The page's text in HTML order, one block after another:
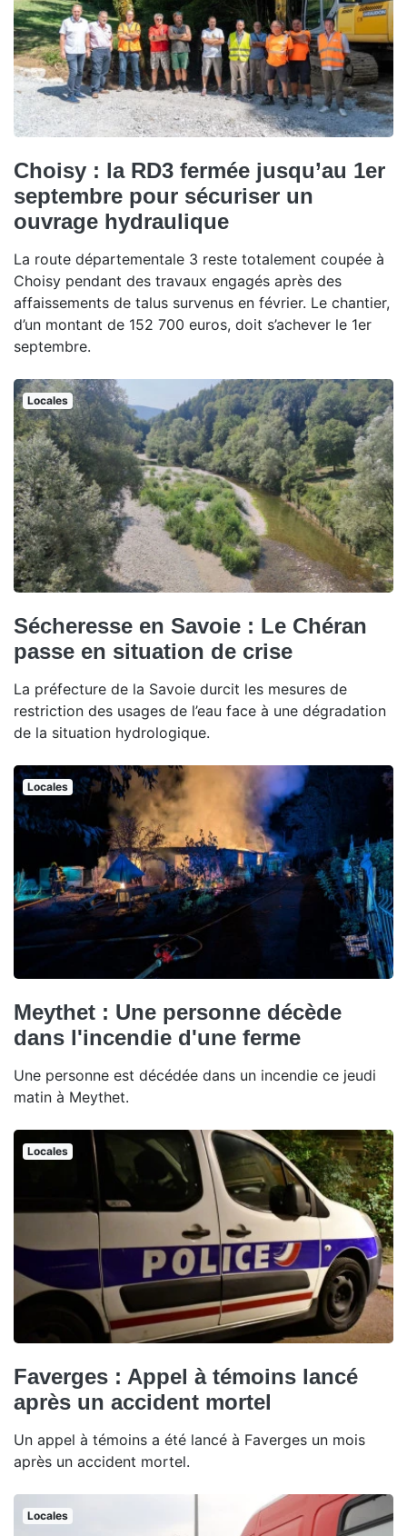
Choisy : la RD3 fermée jusqu’au 1er
septembre pour sécuriser un
ouvrage hydraulique
La route départementale 3 reste totalement coupée à
Choisy pendant des travaux engagés après des
affaissements de talus survenus en février. Le chantier,
d’un montant de 152 700 euros, doit s’achever le 1er
septembre.
Locales
Sécheresse en Savoie : Le Chéran
passe en situation de crise
La préfecture de la Savoie durcit les mesures de
restriction des usages de l’eau face à une dégradation
de la situation hydrologique.
Locales
Meythet : Une personne décède
dans l'incendie d'une ferme
Une personne est décédée dans un incendie ce jeudi
matin à Meythet.
Locales
Faverges : Appel à témoins lancé
après un accident mortel
Un appel à témoins a été lancé à Faverges un mois
après un accident mortel.
Locales